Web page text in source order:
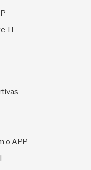
TI
o APP